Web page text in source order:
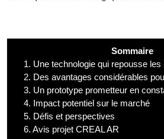
Sommaire
1. Une technologie qui repousse les
2. Des avantages considérables
3. Un prototype prometteur en
4. Impact potentiel sur le marché
5. Défis et perspectives
6. Avis projet CREAL AR